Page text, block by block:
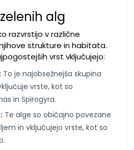
alg
razvrstijo v različne
strukture in habitata.
vrst vključujejo:
To je najobsežnejša skupina
vrste, kot so
in Spirogyra.
Te alge so običajno povezane
in vključujejo vrste, kot so